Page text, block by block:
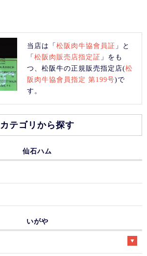
当店は「松阪肉牛協會員証 」と
「松阪肉販売店指定証 」をも
つ、松阪牛の正規販売指定店(松
阪肉牛協會員指定 第199号)で
す。
カテゴリから探す
仙石ハム
いがや